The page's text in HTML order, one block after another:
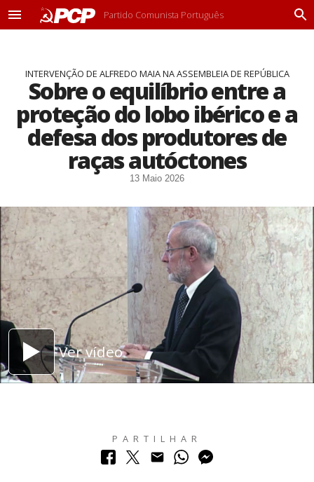
M
Partido Comunista Português
P
INTERVENÇÃO DE ALFREDO MAIA NA ASSEMBLEIA DE REPÚBLICA
Sobre o equilíbrio entre a
proteção do lobo ibérico e a
defesa dos produtores de
raças autóctones
13 Maio 2026
Ver vídeo
PARTILHAR